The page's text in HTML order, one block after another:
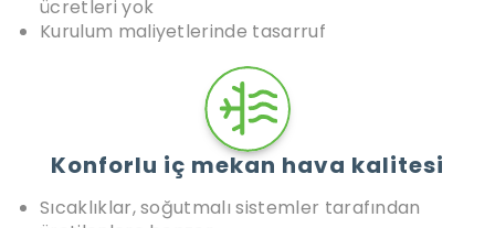
ücretleri yok
Kurulum maliyetlerinde tasarruf
Konforlu iç mekan hava kalitesi
Sıcaklıklar, soğutmalı sistemler tarafından